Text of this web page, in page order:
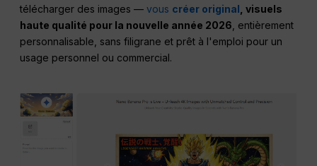
télécharger des images —vous créer original , visuels
haute qualité pour la nouvelle année 2026 , entièrement
personnalisable, sans filigrane et prêt à l'emploi pour un
usage personnel ou commercial.